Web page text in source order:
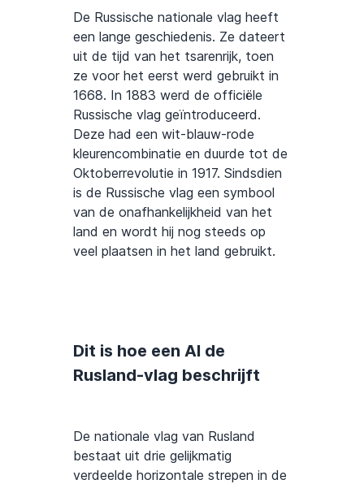
De Russische nationale vlag heeft
een lange geschiedenis. Ze dateert
uit de tijd van het tsarenrijk, toen
ze voor het eerst werd gebruikt in
1668. In 1883 werd de officiële
Russische vlag geïntroduceerd.
Deze had een wit-blauw-rode
kleurencombinatie en duurde tot de
Oktoberrevolutie in 1917. Sindsdien
is de Russische vlag een symbool
van de onafhankelijkheid van het
land en wordt hij nog steeds op
veel plaatsen in het land gebruikt.
Dit is hoe een AI de
Rusland-vlag beschrijft
De nationale vlag van Rusland
bestaat uit drie gelijkmatig
verdeelde horizontale strepen in de